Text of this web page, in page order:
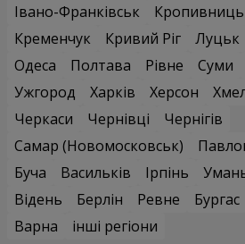
Івано-Франківськ
Кременчук
Кривий Ріг Луцьк
Одеса
Полтава Рівне Суми
Ужгород
Харків Херсон
Черкаси
Чернівці
Чернігів
Самар (Новомосковськ)
Буча
Васильків Ірпінь
Відень
Берлін Ревне Бургас
Варна
інші регіони